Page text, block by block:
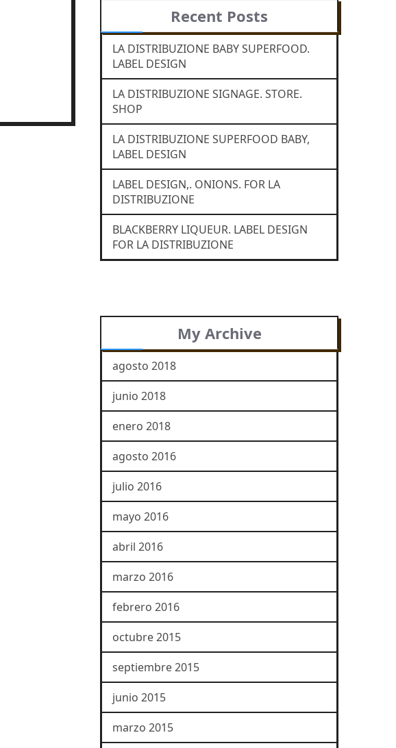
Recent Posts
LA DISTRIBUZIONE BABY SUPERFOOD.
LABEL DESIGN
LA DISTRIBUZIONE SIGNAGE. STORE.
SHOP
LA DISTRIBUZIONE SUPERFOOD BABY,
LABEL DESIGN
LABEL DESIGN,. ONIONS. FOR LA
DISTRIBUZIONE
BLACKBERRY LIQUEUR. LABEL DESIGN
FOR LA DISTRIBUZIONE
My Archive
agosto 2018
junio 2018
enero 2018
agosto 2016
julio 2016
mayo 2016
abril 2016
marzo 2016
febrero 2016
octubre 2015
septiembre 2015
junio 2015
marzo 2015